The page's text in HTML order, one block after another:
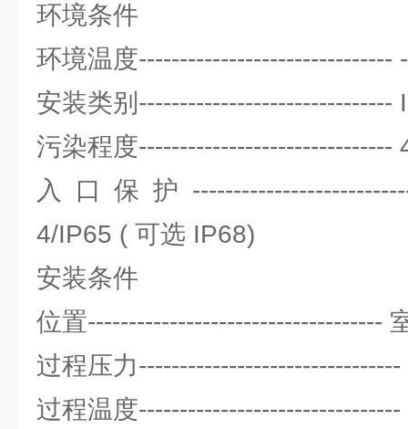
环境条件
环境温度-------------------------------
安装类别-------------------------------
污染程度-------------------------------
入口保护
4/IP65 ( 可选 IP68)
安装条件
位置------------------------------------
过程压力
过程温度